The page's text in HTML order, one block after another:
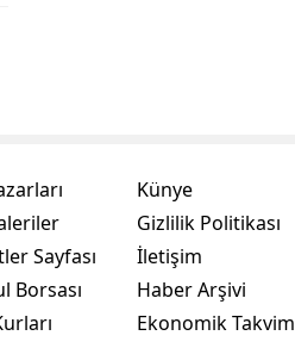
Sayfası
Borsası
Künye
Gizlilik Politikası
İletişim
Haber Arşivi
Ekonomik Takvim